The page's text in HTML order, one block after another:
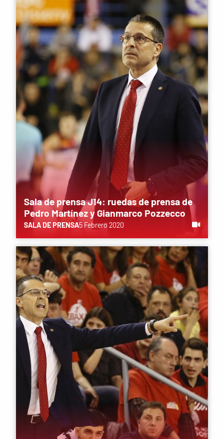
Sala de prensa J14: ruedas de prensa de
Pedro Martínez y Gianmarco Pozzecco
SALA DE PRENSA5 Febrero 2020